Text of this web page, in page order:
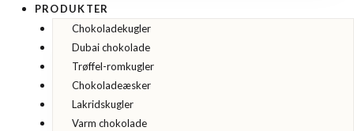
PRODUKTER
Chokoladekugler
Dubai chokolade
Trøffel-romkugler
Chokoladeæsker
Lakridskugler
Varm chokolade